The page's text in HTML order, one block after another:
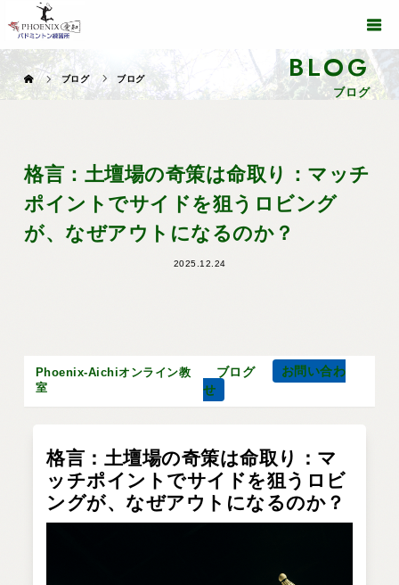
BLOG
ブログ
ブログ ブログ
格言：土壇場の奇策は命取り：マッチ
ポイントでサイドを狙うロビング
が、なぜアウトになるのか？
2025.12.24
Phoenix-Aichiオンライン教
室
ブログ
お問い合わ
せ
格言：土壇場の奇策は命取り：マ
ッチポイントでサイドを狙うロビ
ングが、なぜアウトになるのか？